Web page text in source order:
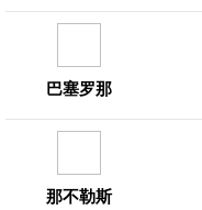
巴塞罗那
那不勒斯